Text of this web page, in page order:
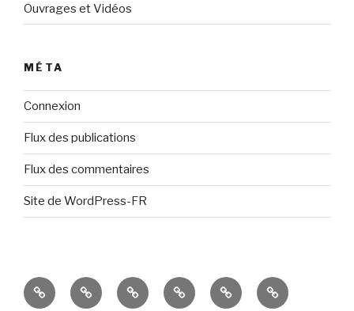
Ouvrages et Vidéos
MÉTA
Connexion
Flux des publications
Flux des commentaires
Site de WordPress-FR
A
Propos
Management
et
Management
et
Management
et
Ouvrages
et
Contact